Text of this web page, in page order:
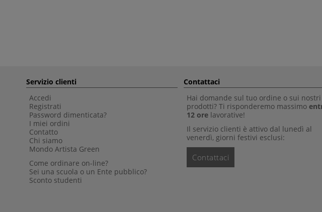
Servizio clienti
Accedi
Registrati
Password dimenticata?
I miei ordini
Contatto
Chi siamo
Mondo Artista Green
Come ordinare on-line?
Sei una scuola o un Ente pubblico?
Sconto studenti
Contattaci
Hai domande sul tuo ordine o sui nostri
prodotti? Ti risponderemo massimo
12 ore lavorative!
Il servizio clienti è attivo dal lunedì al
venerdì, giorni festivi esclusi:
Contattaci